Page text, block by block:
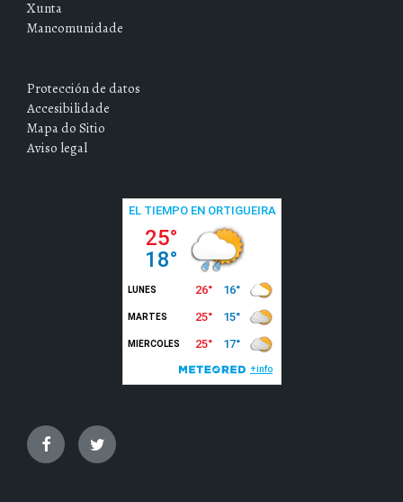
Xunta
Mancomunidade
Protección de datos
Accesibilidade
Mapa do Sitio
Aviso legal
FacebookTwitter